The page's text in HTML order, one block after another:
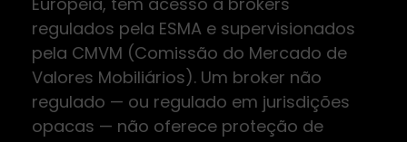
regulados pela ESMA e supervisionados
pela CMVM (Comissão do Mercado de
Valores Mobiliários). Um broker não
regulado — ou regulado em jurisdições
opacas — não oferece proteção de